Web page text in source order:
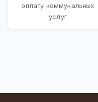
оплату коммунальных
услуг